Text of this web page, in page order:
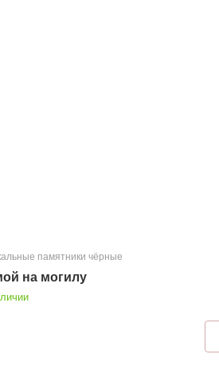
памятники чёрные
на могилу